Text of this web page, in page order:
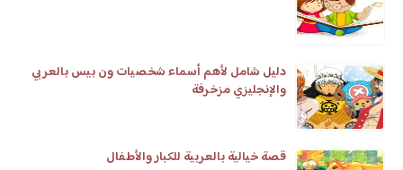
دليل شامل لأهم أسماء شخصيات ون بيس بالعربي
والإنجليزي مزخرفة
قصة خيالية بالعربية للكبار والأطفال